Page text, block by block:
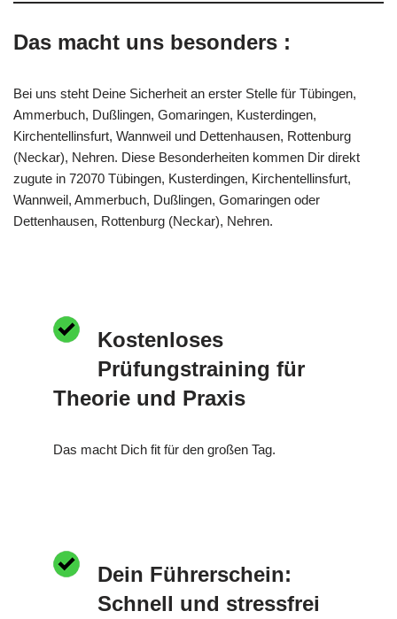
Das macht uns besonders :
Bei uns steht Deine Sicherheit an erster Stelle für Tübingen,
Ammerbuch, Dußlingen, Gomaringen, Kusterdingen,
Kirchentellinsfurt, Wannweil und Dettenhausen, Rottenburg
(Neckar), Nehren. Diese Besonderheiten kommen Dir direkt
zugute in 72070 Tübingen, Kusterdingen, Kirchentellinsfurt,
Wannweil, Ammerbuch, Dußlingen, Gomaringen oder
Dettenhausen, Rottenburg (Neckar), Nehren.
Kostenloses
Prüfungstraining für
Theorie und Praxis
Das macht Dich fit für den großen Tag.
Dein Führerschein:
Schnell und stressfrei